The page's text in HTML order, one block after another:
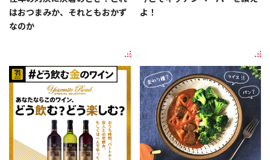
はおつまみか、それともおかず
なのか
よ！